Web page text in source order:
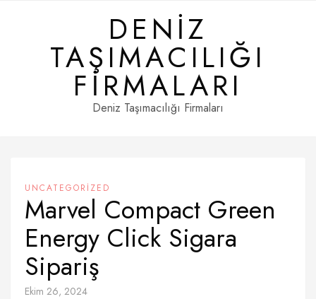
DENIZ
TAŞIMACILIĞI
FIRMALARI
Deniz Taşımacılığı Firmaları
UNCATEGORIZED
Marvel Compact Green
Energy Click Sigara
Sipariş
Ekim 26, 2024